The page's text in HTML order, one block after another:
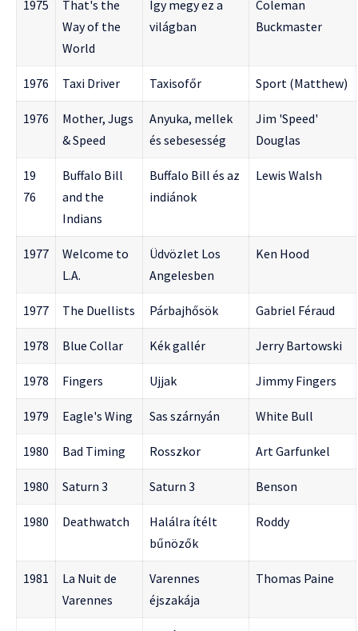
1975
That's the
Way of the
World
Így megy ez a
világban
Coleman
Buckmaster
1976 Taxi Driver Taxisofőr Sport (Matthew)
1976
Mother, Jugs
& Speed
Anyuka, mellek
és sebesesség
Jim 'Speed'
Douglas
19
76
Buffalo Bill
and the
Indians
Buffalo Bill és az
indiánok
Lewis Walsh
1977
Welcome to
L.A.
Üdvözlet Los
Angelesben
Ken Hood
1977 The Duellists Párbajhősök Gabriel Féraud
1978 Blue Collar Kék gallér Jerry Bartowski
1978 Fingers Ujjak Jimmy Fingers
1979 Eagle's Wing Sas szárnyán White Bull
1980 Bad Timing Rosszkor Art Garfunkel
1980 Saturn 3 Saturn 3 Benson
1980 Deathwatch
Halálra ítélt
bűnözők
Roddy
1981
La Nuit de
Varennes
Varennes
éjszakája
Thomas Paine